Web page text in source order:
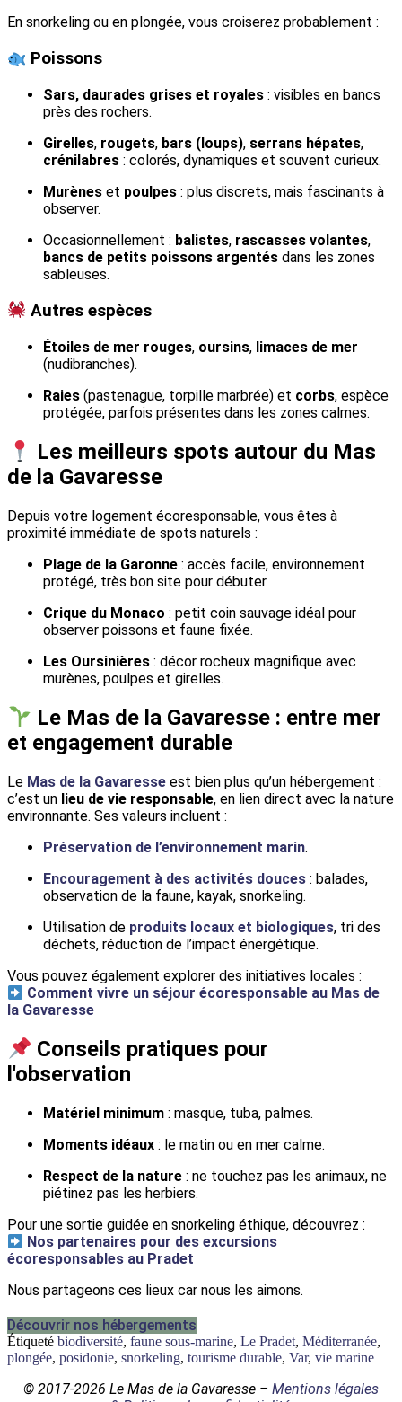
En snorkeling ou en plongée, vous croiserez probablement :
Poissons
Sars, daurades grises et royales : visibles en bancs
près des rochers.
Girelles, rougets, bars (loups), serrans hépates,
crénilabres : colorés, dynamiques et souvent curieux.
Murènes et poulpes : plus discrets, mais fascinants à
observer.
Occasionnellement : balistes, rascasses volantes,
bancs de petits poissons argentés dans les zones
sableuses.
Autres espèces
Étoiles de mer rouges, oursins, limaces de mer
(nudibranches).
Raies (pastenague, torpille marbrée) et corbs, espèce
protégée, parfois présentes dans les zones calmes.
Les meilleurs spots autour du Mas
de la Gavaresse
Depuis votre logement écoresponsable, vous êtes à
proximité immédiate de spots naturels :
Plage de la Garonne : accès facile, environnement
protégé, très bon site pour débuter.
Crique du Monaco : petit coin sauvage idéal pour
observer poissons et faune fixée.
Les Oursinières : décor rocheux magnifique avec
murènes, poulpes et girelles.
Le Mas de la Gavaresse : entre mer
et engagement durable
Le Mas de la Gavaresse est bien plus qu’un hébergement :
c’est un lieu de vie responsable, en lien direct avec la nature
environnante. Ses valeurs incluent :
Préservation de l’environnement marin.
Encouragement à des activités douces : balades,
observation de la faune, kayak, snorkeling.
Utilisation de produits locaux et biologiques, tri des
déchets, réduction de l’impact énergétique.
Vous pouvez également explorer des initiatives locales :
Comment vivre un séjour écoresponsable au Mas de
la Gavaresse
Conseils pratiques pour
l'observation
Matériel minimum : masque, tuba, palmes.
Moments idéaux : le matin ou en mer calme.
Respect de la nature : ne touchez pas les animaux, ne
piétinez pas les herbiers.
Pour une sortie guidée en snorkeling éthique, découvrez :
Nos partenaires pour des excursions
écoresponsables au Pradet
Nous partageons ces lieux car nous les aimons.
Découvrir nos hébergements
Étiqueté biodiversité, faune sous-marine, Le Pradet, Méditerranée,
plongée, posidonie, snorkeling, tourisme durable, Var, vie marine
© 2017-2026 Le Mas de la Gavaresse – Mentions légales